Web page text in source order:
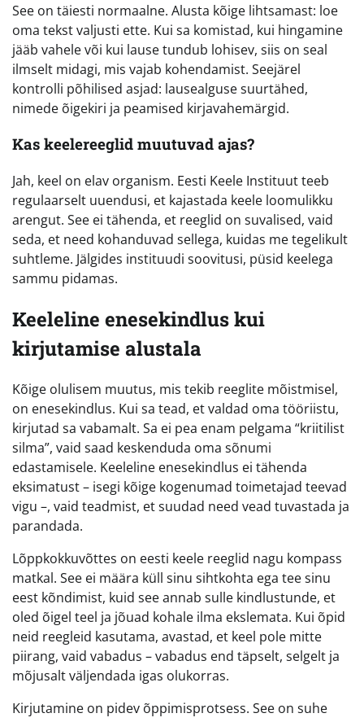
See on täiesti normaalne. Alusta kõige lihtsamast: loe
oma tekst valjusti ette. Kui sa komistad, kui hingamine
jääb vahele või kui lause tundub lohisev, siis on seal
ilmselt midagi, mis vajab kohendamist. Seejärel
kontrolli põhilised asjad: lausealguse suurtähed,
nimede õigekiri ja peamised kirjavahemärgid.
Kas keelereeglid muutuvad ajas?
Jah, keel on elav organism. Eesti Keele Instituut teeb
regulaarselt uuendusi, et kajastada keele loomulikku
arengut. See ei tähenda, et reeglid on suvalised, vaid
seda, et need kohanduvad sellega, kuidas me tegelikult
suhtleme. Jälgides instituudi soovitusi, püsid keelega
sammu pidamas.
Keeleline enesekindlus kui
kirjutamise alustala
Kõige olulisem muutus, mis tekib reeglite mõistmisel,
on enesekindlus. Kui sa tead, et valdad oma tööriistu,
kirjutad sa vabamalt. Sa ei pea enam pelgama “kriitilist
silma”, vaid saad keskenduda oma sõnumi
edastamisele. Keeleline enesekindlus ei tähenda
eksimatust – isegi kõige kogenumad toimetajad teevad
vigu –, vaid teadmist, et suudad need vead tuvastada ja
parandada.
Lõppkokkuvõttes on eesti keele reeglid nagu kompass
matkal. See ei määra küll sinu sihtkohta ega tee sinu
eest kõndimist, kuid see annab sulle kindlustunde, et
oled õigel teel ja jõuad kohale ilma ekslemata. Kui õpid
neid reegleid kasutama, avastad, et keel pole mitte
piirang, vaid vabadus – vabadus end täpselt, selgelt ja
mõjusalt väljendada igas olukorras.
Kirjutamine on pidev õppimisprotsess. See on suhe